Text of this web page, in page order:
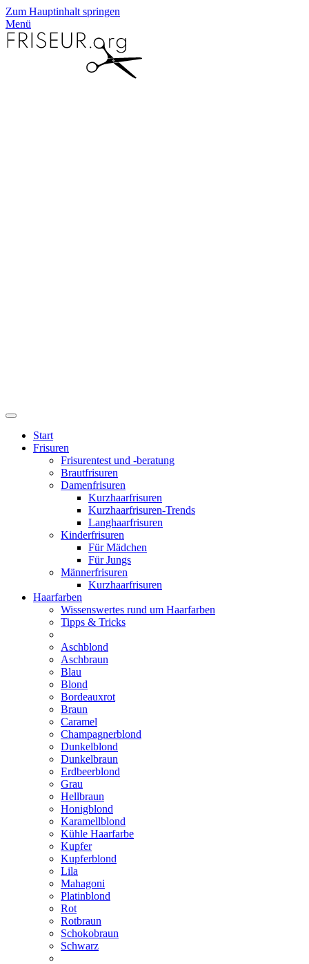
Zum Hauptinhalt springen
Menü
Start
Frisuren
Frisurentest und -beratung
Brautfrisuren
Damenfrisuren
Kurzhaarfrisuren
Kurzhaarfrisuren-Trends
Langhaarfrisuren
Kinderfrisuren
Für Mädchen
Für Jungs
Männerfrisuren
Kurzhaarfrisuren
Haarfarben
Wissenswertes rund um Haarfarben
Tipps & Tricks
Aschblond
Aschbraun
Blau
Blond
Bordeauxrot
Braun
Caramel
Champagnerblond
Dunkelblond
Dunkelbraun
Erdbeerblond
Grau
Hellbraun
Honigblond
Karamellblond
Kühle Haarfarbe
Kupfer
Kupferblond
Lila
Mahagoni
Platinblond
Rot
Rotbraun
Schokobraun
Schwarz